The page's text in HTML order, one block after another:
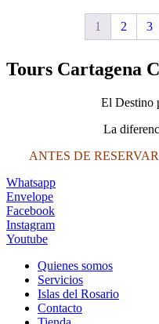
1 2 3
Tours Cartagena
El Destino
La
ANTES DE
Whatsapp
Envelope
Facebook
Instagram
Youtube
Quienes somos
Servicios
Islas del Rosario
Contacto